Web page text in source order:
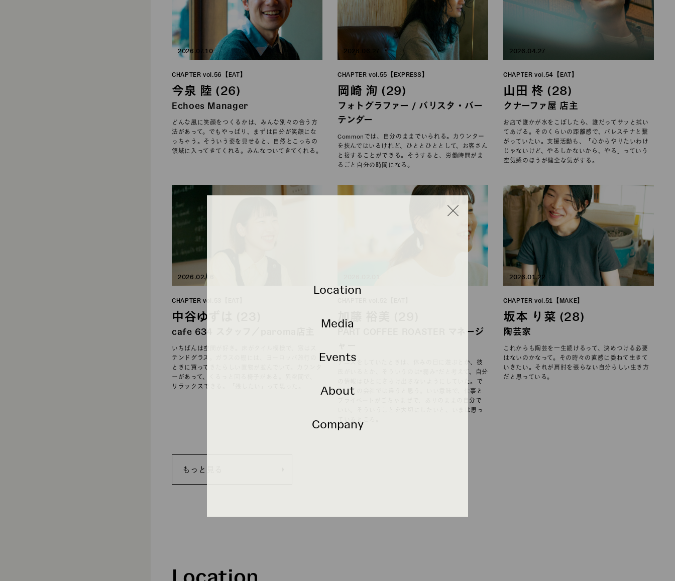
Location
Media
Events
About
Company
2026.07.10
CHAPTER vol.56【EAT】
今泉 陸 (26)
Echoes Manager
どんな風に笑顔をつくるかは、みんな別々の合う方
法があって。でもやっぱり、まずは自分が笑顔にな
っちゃう。そういう姿を見せると、自然とこっちの
領域に入ってきてくれる。みんなついてきてくれる。
2026.06.27
CHAPTER vol.55【EXPRESS】
岡崎 洵 (29)
フォトグラファー / バリスタ・バー
テンダー
Commonでは、自分のままでいられる。カウンター
を挟んではいるけれど、ひととひととして、お客さん
と接することができる。そうすると、労働時間がま
るごと自分の時間になる。
2026.04.27
CHAPTER vol.54【EAT】
山田 柊 (28)
クナーファ屋 店主
お店で誰かが水をこぼしたら、誰だってサッと拭い
てあげる。そのくらいの距離感で、パレスチナと繋
がっていたい。支援活動も、「心からやりたいわけ
じゃないけど、やるしかないから、やる」っていう
空気感のほうが健全な気がする。
2026.02.16
CHAPTER vol.53【EAT】
中谷ゆずは (23)
cafe 634 スタッフ／paroma店主
いちばんは空間が好き。床がタイル模様で、窓はス
テンドグラス。ガラスの棚には、ヨーロッパ旅行の
ときに買ってきたらしい置物が並んでいて。カウンタ
ーがあって、くるっと回る椅子がある。異空間で、
リラックスできる。「残したい」って思った。
加藤 裕美 (29)
PART COFFEE ROASTER マネージ
テニスをしていたときは、休みの日に遊ぶとか、彼
氏がいるとか、そういうのは“弱み”だと考えて、自分
の情報はひとにさらけ出さないようにしていた。で
も、この会社では違うと思う。いい意味で、仕事と
プライベートがごちゃまぜで、ありのままの自分で
いい。そういうことを大切にしたいと、いまは思っ
2026.01.22
CHAPTER vol.51【MAKE】
坂本 り菜 (28)
陶芸家
これからも陶芸を一生続けるって、決めつける必要
はないのかなって。その時々の直感に委ねて生きて
いきたい。それが肩肘を張らない自分らしい生き方
だと思っている。
もっと見る
Location